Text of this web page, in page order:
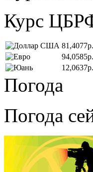
Курс
81,4077р.
94,0585р.
12,0637р.
Погода
Погода